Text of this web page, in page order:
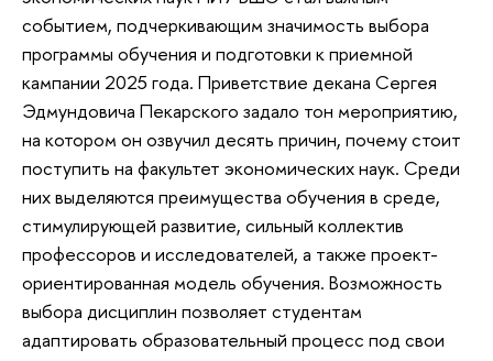
событием, подчеркивающим значимость выбора
программы обучения и подготовки к приемной
кампании 2025 года. Приветствие декана Сергея
Эдмундовича Пекарского задало тон мероприятию,
на котором он озвучил десять причин, почему стоит
поступить на факультет экономических наук. Среди
них выделяются преимущества обучения в среде,
стимулирующей развитие, сильный коллектив
профессоров и исследователей, а также проект-
ориентированная модель обучения. Возможность
выбора дисциплин позволяет студентам
адаптировать образовательный процесс под свои